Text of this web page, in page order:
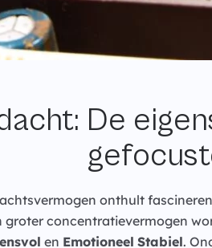
De
onthult
groter concentratievermogen
en Emotioneel Stabiel.